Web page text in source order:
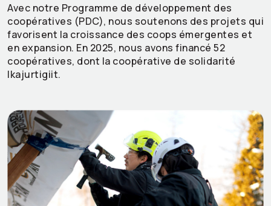
Avec notre Programme de développement des
coopératives (PDC), nous soutenons des projets qui
favorisent la croissance des coops émergentes et
en expansion. En 2025, nous avons financé 52
coopératives, dont la coopérative de solidarité
Ikajurtigiit.